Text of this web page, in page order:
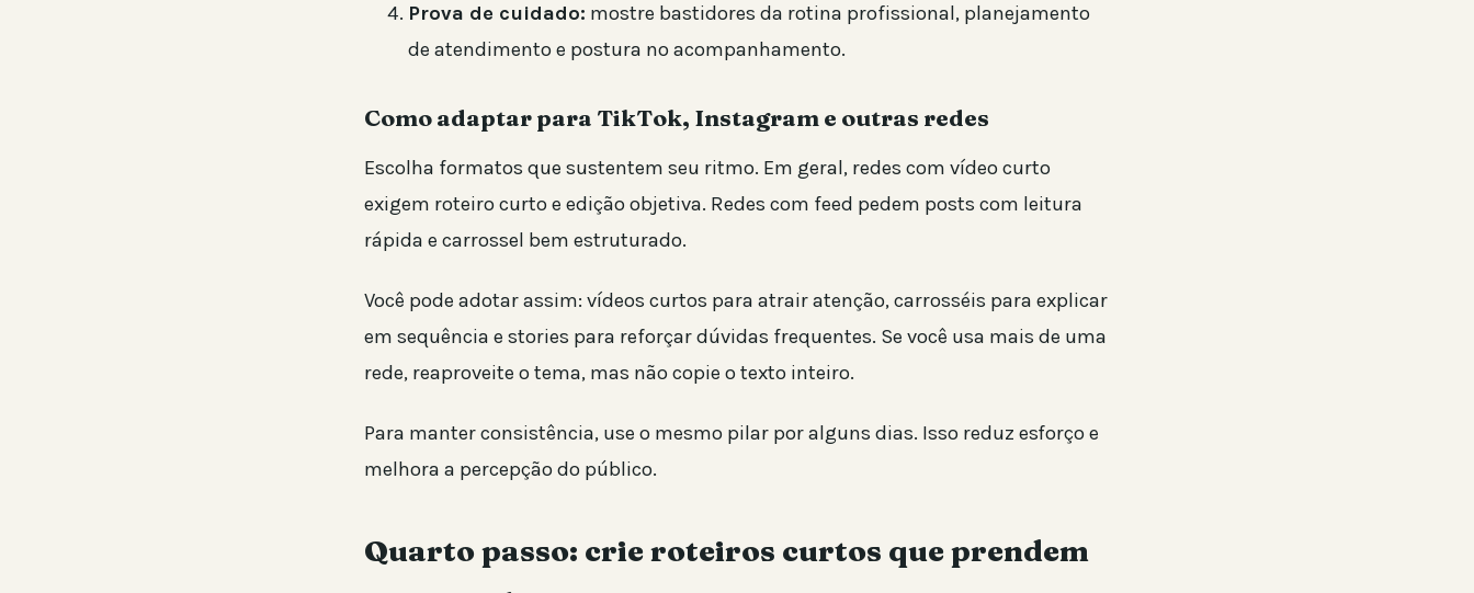
Prova de cuidado: mostre bastidores da rotina profissional, planejamento
de atendimento e postura no acompanhamento.
Como adaptar para TikTok, Instagram e outras redes
Escolha formatos que sustentem seu ritmo. Em geral, redes com vídeo curto
exigem roteiro curto e edição objetiva. Redes com feed pedem posts com leitura
rápida e carrossel bem estruturado.
Você pode adotar assim: vídeos curtos para atrair atenção, carrosséis para explicar
em sequência e stories para reforçar dúvidas frequentes. Se você usa mais de uma
rede, reaproveite o tema, mas não copie o texto inteiro.
Para manter consistência, use o mesmo pilar por alguns dias. Isso reduz esforço e
melhora a percepção do público.
Quarto passo: crie roteiros curtos que prendem